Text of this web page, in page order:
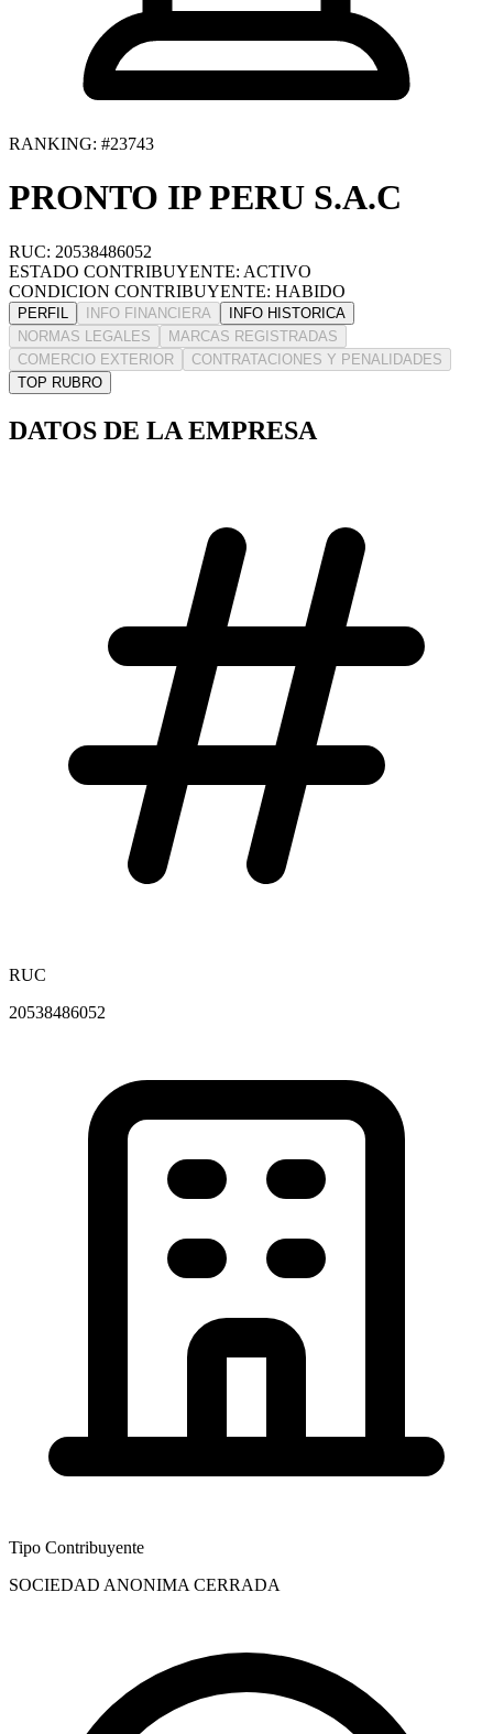
RANKING: #23743
PRONTO IP PERU S.A.C
RUC: 20538486052
ESTADO CONTRIBUYENTE: ACTIVO
CONDICION CONTRIBUYENTE: HABIDO
PERFIL INFO FINANCIERA
INFO HISTORICA
NORMAS LEGALES
MARCAS REGISTRADAS
COMERCIO EXTERIOR
CONTRATACIONES Y PENALIDADES
TOP RUBRO
DATOS DE LA EMPRESA
RUC
20538486052
Tipo Contribuyente
SOCIEDAD ANONIMA CERRADA